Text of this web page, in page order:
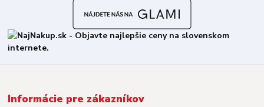
Informácie pre zákazníkov